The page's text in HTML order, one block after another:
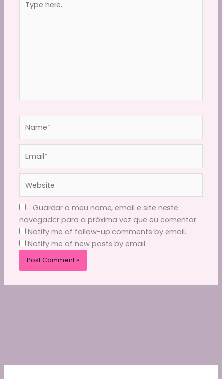
here..
Guardar o meu nome, email e site neste
navegador para a próxima vez que eu comentar.
Notify me of follow-up comments by email.
Notify me of new posts by email.